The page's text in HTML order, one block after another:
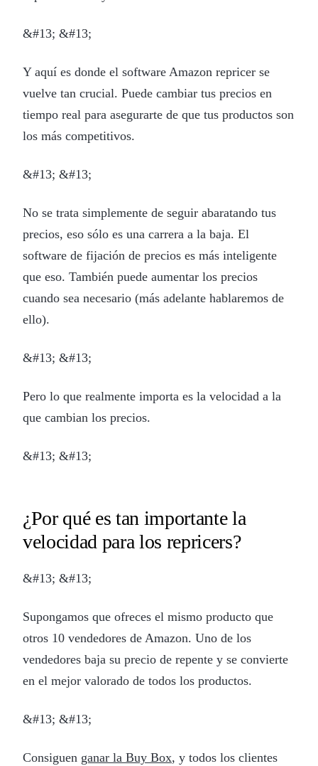
&#13; &#13;
Y aquí es donde el software Amazon repricer se
vuelve tan crucial. Puede cambiar tus precios en
tiempo real para asegurarte de que tus productos son
los más competitivos.
&#13; &#13;
No se trata simplemente de seguir abaratando tus
precios, eso sólo es una carrera a la baja. El
software de fijación de precios es más inteligente
que eso. También puede aumentar los precios
cuando sea necesario (más adelante hablaremos de
ello).
&#13; &#13;
Pero lo que realmente importa es la velocidad a la
que cambian los precios.
&#13; &#13;
¿Por qué es tan importante la
velocidad para los repricers?
&#13; &#13;
Supongamos que ofreces el mismo producto que
otros 10 vendedores de Amazon. Uno de los
vendedores baja su precio de repente y se convierte
en el mejor valorado de todos los productos.
&#13; &#13;
Consiguen ganar la Buy Box, y todos los clientes